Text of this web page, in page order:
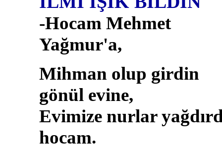
-Hocam Mehmet
Yağmur'a,
Mihman olup girdin
gönül evine,
Evimize nurlar
hocam.